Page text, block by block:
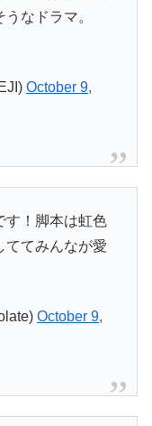
なドラマ。
October 9,
す！脚本は虹色
ててみんなが愛
October 9,